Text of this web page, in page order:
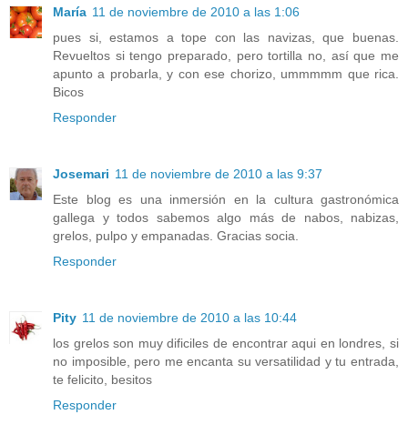
María 11 de noviembre de 2010 a las 1:06
pues si, estamos a tope con las navizas, que buenas.
Revueltos si tengo preparado, pero tortilla no, así que me
apunto a probarla, y con ese chorizo, ummmmm que rica.
Bicos
Responder
Josemari 11 de noviembre de 2010 a las 9:37
Este blog es una inmersión en la cultura gastronómica
gallega y todos sabemos algo más de nabos, nabizas,
grelos, pulpo y empanadas. Gracias socia.
Responder
Pity 11 de noviembre de 2010 a las 10:44
los grelos son muy dificiles de encontrar aqui en londres, si
no imposible, pero me encanta su versatilidad y tu entrada,
te felicito, besitos
Responder